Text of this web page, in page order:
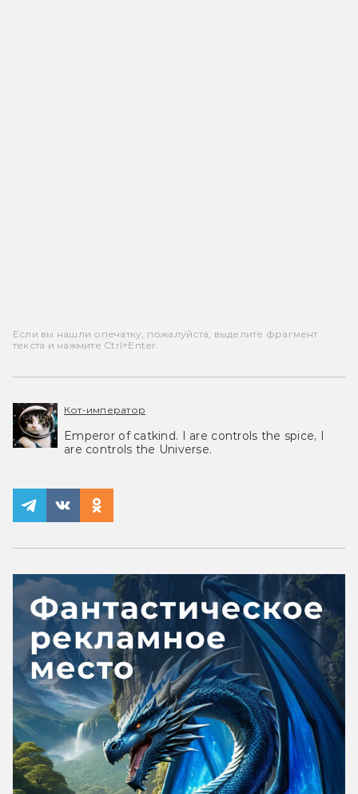
Если вы нашли опечатку, пожалуйста, выделите фрагмент
текста и нажмите Ctrl+Enter.
Кот-император
Emperor of catkind. I are controls the spice, I
are controls the Universe.